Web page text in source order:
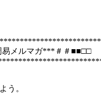
メルマガ***＃＃■■□□
う。